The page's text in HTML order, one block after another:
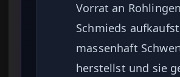
Vorrat an
Schmieds
massenhaft
herstellst und sie